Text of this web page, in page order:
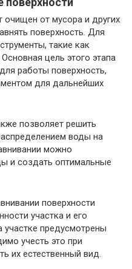
очищен от мусора и других
поверхность. Для
такие как
цель этого этапа
работы поверхность,
для дальнейших
позволяет решить
воды на
можно
и создать оптимальные
поверхности
участка и его
участке предусмотрены
учесть это при
их естественный вид.